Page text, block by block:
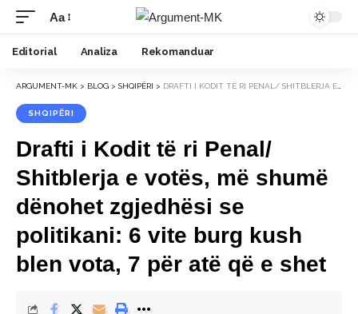
Font
Resizer
Aa
Editorial Analiza Rekomanduar
ARGUMENT-MK > BLOG > SHQIPËRI > DRAFTI I KODIT TË RI PENAL/ SHITBLERJA E VOTËS, MË SHUMË DËNOHET ZGJEDHËSI SE POLITIKANI: 6 VITE BURG KUSH BLEN VOTA, 7 PËR ATË QË E SHET
SHQIPËRI
Drafti i Kodit të ri Penal/
Shitblerja e votës, më shumë
dënohet zgjedhësi se
politikani: 6 vite burg kush
blen vota, 7 për atë që e shet